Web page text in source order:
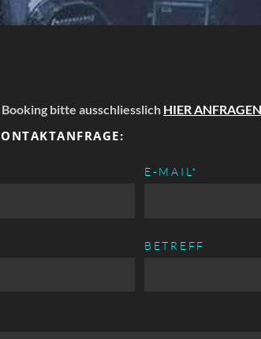
bitte ausschliesslich HIER ANFRAGEN
PFLICHTFELD
E-MAIL*
BETREFF